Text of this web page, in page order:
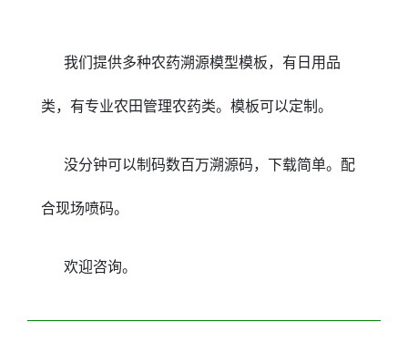
我们提供多种农药溯源模型模板，有日用品
类，有专业农田管理农药类。模板可以定制。
没分钟可以制码数百万溯源码，下载简单。配
合现场喷码。
欢迎咨询。